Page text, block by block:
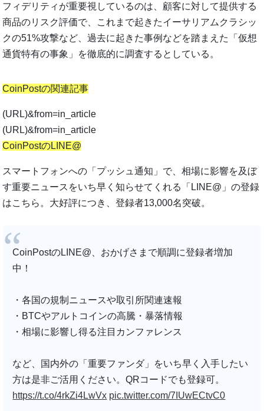
フィデリティが重要視しているのは、顧客に対して提供する
商品のリスク評価で、これまで起きたイーサリアムクラシッ
クの51%攻撃など、過去に起きた事例などを踏まえた「仮想
通貨特有の事象」を徹底的に調査するとしている。
CoinPostの関連記事
(URL)&from=in_article
(URL)&from=in_article
CoinPostのLINE@
スマートフォンへの「プッシュ通知」で、相場に影響を及ぼ
す重要ニュースをいち早く知らせてくれる「LINE@」の登録
はこちら。大好評につき、登録者13,000名突破。
CoinPostのLINE@、おかげさまで順調に登録者増加
中！
・各国の規制ニュースや取引所関連速報
・BTCやアルトコインの高騰・暴落情報
・相場に影響し得る注目カンファレンス
など、国内外の「重要ファンダ」をいち早く入手したい
方は是非ご活用ください。QRコードでも登録可。
https://t.co/4rkZi4LwVx pic.twitter.com/7IUwECtvC0